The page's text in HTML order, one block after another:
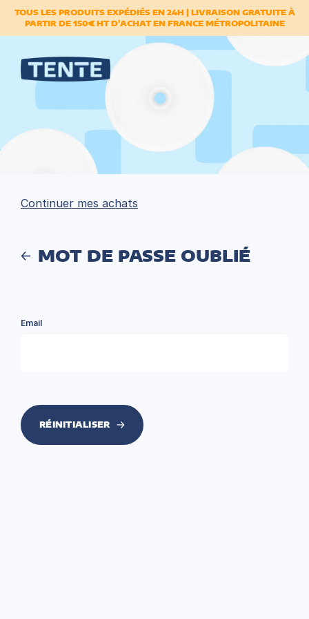
TOUS LES PRODUITS EXPÉDIÉS EN 24H | LIVRAISON GRATUITE À
PARTIR DE 150€ HT D'ACHAT EN FRANCE MÉTROPOLITAINE
Continuer mes achats
MOT DE PASSE OUBLIÉ
Email
RÉINITIALISER